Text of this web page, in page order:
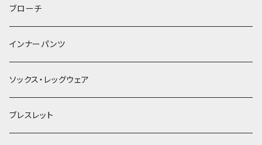
ヘアゴム
簪
ブローチ
インナーパンツ
ソックス・レッグウェア
ブレスレット